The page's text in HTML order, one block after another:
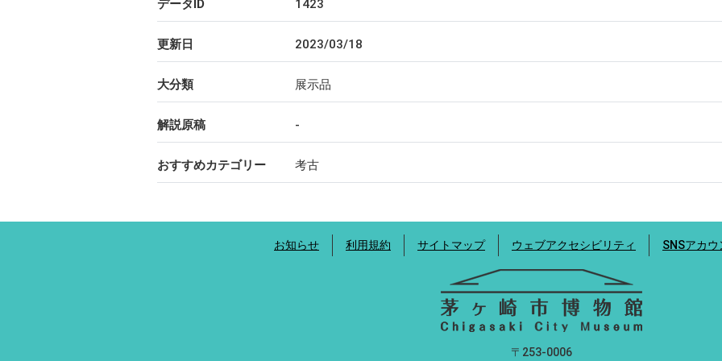
データID 1423
更新日 2023/03/18
大分類 展示品
解説原稿 -
おすすめカテゴリー 考古
お知らせ 利用規約 サイトマップ ウェブアクセシビリティ SNSアカ
〒253-0006